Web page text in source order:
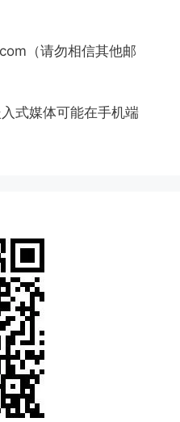
（请勿相信其他邮
式媒体可能在手机端